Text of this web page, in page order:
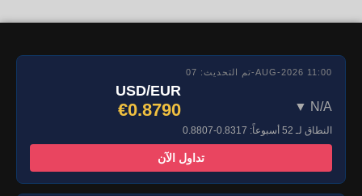
تم التحديث: 07-AUG-2026 11:00
USD/EUR
€0.8790 ▼ N/A
النطاق لـ 52 أسبوعاً: 0.8317-0.8807
تداول الآن